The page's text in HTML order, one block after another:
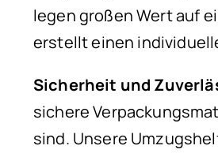
legen großen Wert auf
erstellt einen
Sicherheit und
sichere
sind. Unsere